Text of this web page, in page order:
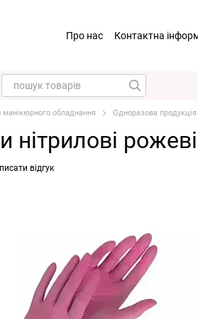
Про нас Контактна
манікюрного обладнання Одноразова продукція
нітрилові
відгук